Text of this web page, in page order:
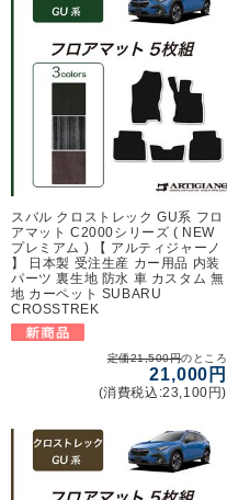
スバル クロストレック GU系 フロ
アマット C2000シリーズ ( NEW
プレミアム ) 【 アルティジャーノ
】 日本製 受注生産 カー用品 内装
パーツ 裏生地 防水 車 カスタム 無
地 カーペット SUBARU
CROSSTREK
定価21,500円のところ
21,000円
(消費税込:23,100円)